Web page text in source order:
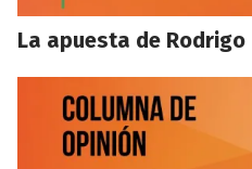
La apuesta de Rodrigo